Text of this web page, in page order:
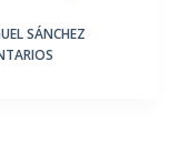
SÁNCHEZ